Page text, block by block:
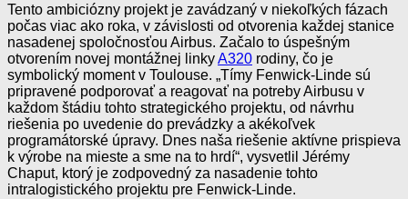
Tento ambiciózny projekt je zavádzaný v niekoľkých fázach
počas viac ako roka, v závislosti od otvorenia každej stanice
nasadenej spoločnosťou Airbus. Začalo to úspešným
otvorením novej montážnej linkyA320 rodiny, čo je
symbolický moment v Toulouse. „Tímy Fenwick-Linde sú
pripravené podporovať a reagovať na potreby Airbusu v
každom štádiu tohto strategického projektu, od návrhu
riešenia po uvedenie do prevádzky a akékoľvek
programátorské úpravy. Dnes naša riešenie aktívne prispieva
k výrobe na mieste a sme na to hrdí“, vysvetlil Jérémy
Chaput, ktorý je zodpovedný za nasadenie tohto
intralogistického projektu pre Fenwick-Linde.